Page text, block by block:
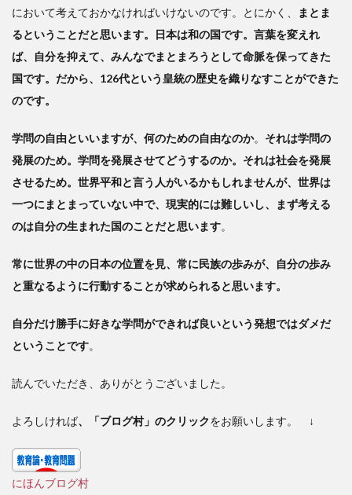
において考えておかなければいけないのです。とにかく、
まとま
るということだと思います。日本は和の国です。言葉を変えれ
ば、自分を抑えて、みんなでまとまろうとして命脈を保ってきた
国です。だから、126代という皇統の歴史を織りなすことができた
のです。
学問の自由といいますが、何のための自由なのか。 それは学問の
発展のため。学問を発展させてどうするのか。それは社会を発展
させるため。世界平和と言う人がいるかもしれませんが、世界は
一つにまとまっていない中で、現実的には難しいし、まず考える
のは自分の生まれた国のことだと思います。
常に世界の中の日本の位置を見、常に民族の歩みが、自分の歩み
と重なるように行動することが求められると思います。
自分だけ勝手に好きな学問ができれば良いという発想ではダメだ
ということです。
読んでいただき、ありがとうございました。
よろしければ、「ブログ村」のクリックをお願いします。 ↓
にほんブログ村